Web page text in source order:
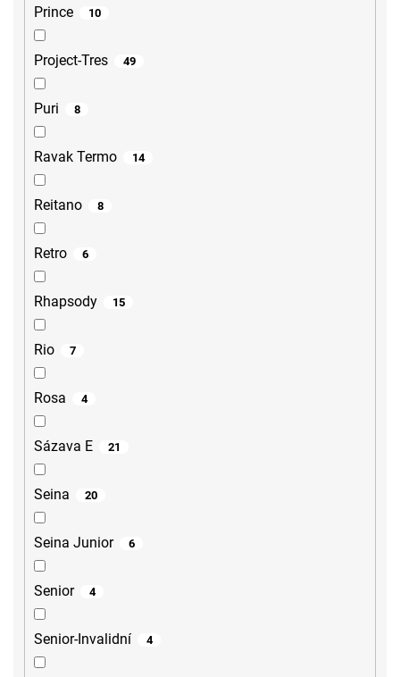
Prince 10
Project-Tres 49
Puri 8
Ravak Termo 14
Reitano 8
Retro 6
Rhapsody 15
Rio 7
Rosa 4
Sázava E 21
Seina 20
Seina Junior 6
Senior 4
Senior-Invalidní 4